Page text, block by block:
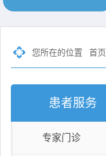
您所在的位置 首页
患者服务
专家门诊